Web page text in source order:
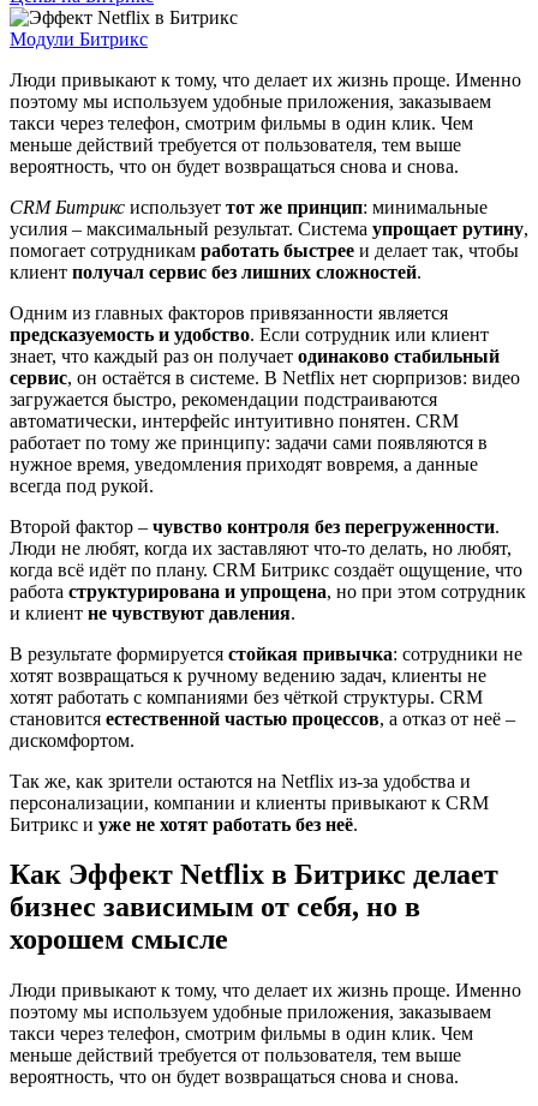
Модули Битрикс
Люди привыкают к тому, что делает их жизнь проще. Именно
поэтому мы используем удобные приложения, заказываем
такси через телефон, смотрим фильмы в один клик. Чем
меньше действий требуется от пользователя, тем выше
вероятность, что он будет возвращаться снова и снова.
CRM Битрикс использует тот же принцип: минимальные
усилия – максимальный результат. Система упрощает рутину,
помогает сотрудникам работать быстрее и делает так, чтобы
клиент получал сервис без лишних сложностей.
Одним из главных факторов привязанности является
предсказуемость и удобство. Если сотрудник или клиент
знает, что каждый раз он получает одинаково стабильный
сервис, он остаётся в системе. В Netflix нет сюрпризов: видео
загружается быстро, рекомендации подстраиваются
автоматически, интерфейс интуитивно понятен. CRM
работает по тому же принципу: задачи сами появляются в
нужное время, уведомления приходят вовремя, а данные
всегда под рукой.
Второй фактор – чувство контроля без перегруженности.
Люди не любят, когда их заставляют что-то делать, но любят,
когда всё идёт по плану. CRM Битрикс создаёт ощущение, что
работа структурирована и упрощена, но при этом сотрудник
и клиент не чувствуют давления.
В результате формируется стойкая привычка: сотрудники не
хотят возвращаться к ручному ведению задач, клиенты не
хотят работать с компаниями без чёткой структуры. CRM
становится естественной частью процессов, а отказ от неё –
дискомфортом.
Так же, как зрители остаются на Netflix из-за удобства и
персонализации, компании и клиенты привыкают к CRM
Битрикс и уже не хотят работать без неё.
Как Эффект Netflix в Битрикс делает
бизнес зависимым от себя, но в
хорошем смысле
Люди привыкают к тому, что делает их жизнь проще. Именно
поэтому мы используем удобные приложения, заказываем
такси через телефон, смотрим фильмы в один клик. Чем
меньше действий требуется от пользователя, тем выше
вероятность, что он будет возвращаться снова и снова.